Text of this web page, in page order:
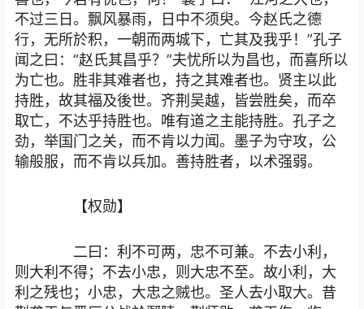
不过三日。飘风暴雨，日中不须臾。今赵氏之德
行，无所於积，一朝而两城下，亡其及我乎！”孔子
闻之曰：“赵氏其昌乎？”夫忧所以为昌也，而喜所以
为亡也。胜非其难者也，持之其难者也。贤主以此
持胜，故其福及後世。齐荆吴越，皆尝胜矣，而卒
取亡，不达乎持胜也。唯有道之主能持胜。孔子之
劲，举国门之关，而不肯以力闻。墨子为守攻，公
输般服，而不肯以兵加。善持胜者，以术强弱。
【权勋】
二曰：利不可两，忠不可兼。不去小利，
则大利不得；不去小忠，则大忠不至。故小利，大
利之残也；小忠，大忠之贼也。圣人去小取大。昔